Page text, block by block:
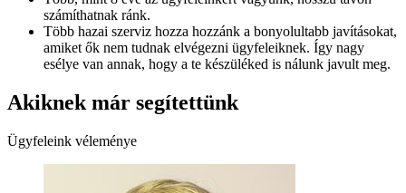
számíthatnak ránk.
Több hazai szerviz hozza hozzánk a bonyolultabb javításokat,
amiket ők nem tudnak elvégezni ügyfeleiknek. Így nagy
esélye van annak, hogy a te készüléked is nálunk javult meg.
Akiknek már segítettünk
Ügyfeleink véleménye